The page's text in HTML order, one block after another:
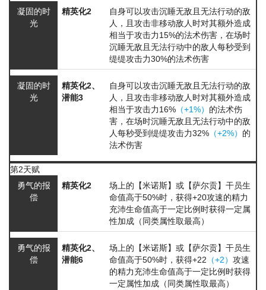
凝固的时
光
精英化2 自身可以攻击沉睡无敌且无法行动的敌
人，且攻击非移动敌人时对其额外造成
相当于攻击力15%的法术伤害，在场时
沉睡无敌且无法行动中的敌人每秒受到
缇缇攻击力30%的法术伤害
凝固的时
光
精英化2、
潜能3
自身可以攻击沉睡无敌且无法行动的敌
人，且攻击非移动敌人时对其额外造成
相当于攻击力16% （+1%） 的法术伤
害，在场时沉睡无敌且无法行动中的敌
人每秒受到缇缇攻击力32% （+2%） 的
法术伤害
第2天赋
勇气的报
偿
精英化2
场上的【米诺斯】或【萨尔贡】干员生
命值高于50%时，获得+20攻速的精力
充沛生命值高于一定比例时获得一定属
性加成（同类属性取最高）
勇气的报
偿
精英化2、
潜能6
场上的【米诺斯】或【萨尔贡】干员生
命值高于50%时，获得+22 （+2） 攻速
的精力充沛生命值高于一定比例时获得
一定属性加成（同类属性取最高）